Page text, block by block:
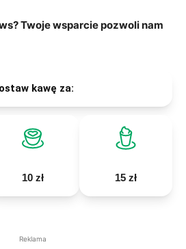
Twoje wsparcie pozwoli nam
kawę za:
10 zł 15 zł
Reklama